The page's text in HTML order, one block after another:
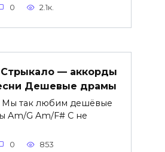
0 2.1к.
— аккорды
Дешевые драмы
Мы так любим дешёвые
Am/G Am/F# С не
0 853